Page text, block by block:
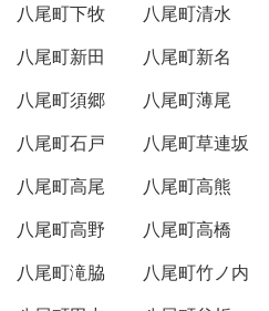
八尾町下牧
八尾町清水
八尾町新田
八尾町新名
八尾町須郷
八尾町薄尾
八尾町石戸
八尾町草連坂
八尾町高尾
八尾町高熊
八尾町高野
八尾町高橋
八尾町滝脇
八尾町竹ノ内